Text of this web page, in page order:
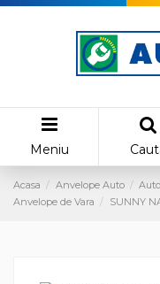
Meniu
Acasa Anvelope Auto
Anvelope de Vara
SUNNY